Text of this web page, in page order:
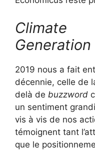
Climate
Generation
2019 nous a fait
décennie, celle de
delà de buzzword
un sentiment
vis à vis de nos
témoignent tant
que le